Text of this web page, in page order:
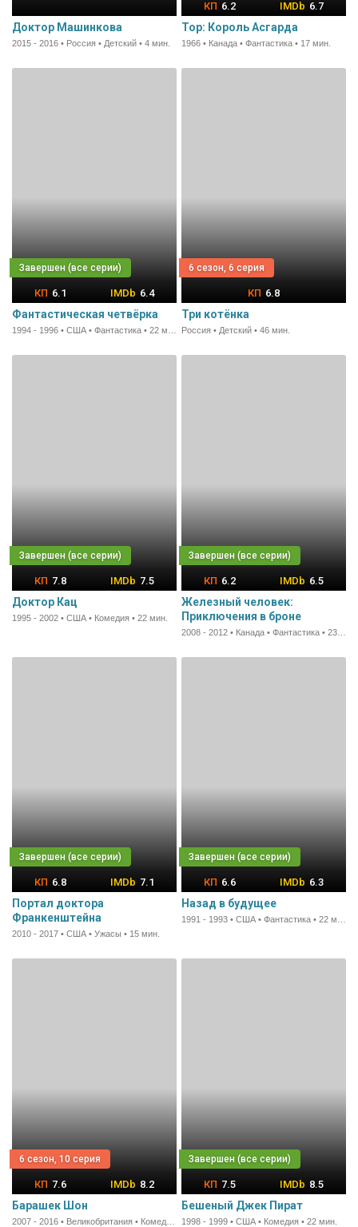
Доктор Машинкова
2015 - 2016 • Россия • Детский • 4 мин.
6.2 6.7
Тор: Король Асгарда
1966 • Канада • Фантастика • 17 мин.
6.1 6.4
Фантастическая четвёрка
6 сезон, 6 серия
6.8
Три котёнка
Россия • Детский • 46 мин.
7.8 7.5
Доктор Кац
1995 - 2002 • США • Комедия • 22 мин.
6.2 6.5
Железный человек:
Приключения в броне
6.8 7.1
Портал доктора
Франкенштейна
2010 - 2017 • США • Ужасы • 15 мин.
6.6 6.3
Назад в будущее
6 сезон, 10 серия
7.6 8.2
Барашек Шон
7.5 8.5
Бешеный Джек Пират
1998 - 1999 • США • Комедия • 22 мин.